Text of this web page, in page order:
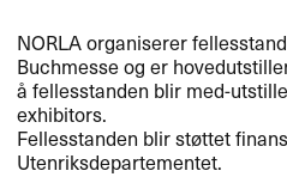
NORLAorganiserer
Buchmesse og er
å fellesstanden blir med-
exhibitors.
Fellesstanden blir st​ø​ttet
Utenriksdepartementet.​​